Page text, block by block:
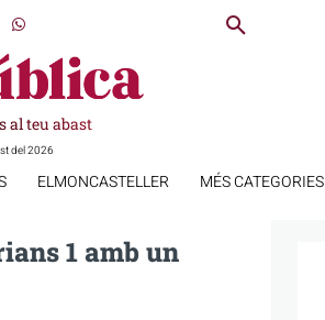
al teu abast
del 2026
ELMONCASTELLER MÉS CATEGORIES
1 amb un